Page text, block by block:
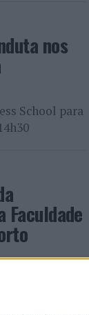
nos
School para
Faculdade